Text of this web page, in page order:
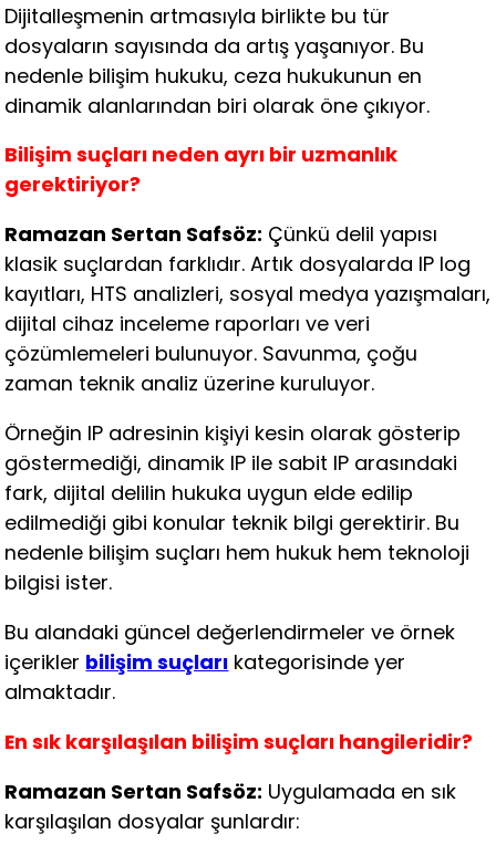
Dijitalleşmenin artmasıyla birlikte bu tür
dosyaların sayısında da artış yaşanıyor. Bu
nedenle bilişim hukuku, ceza hukukunun en
dinamik alanlarından biri olarak öne çıkıyor.
Bilişim suçları neden ayrı bir uzmanlık
gerektiriyor?
Ramazan Sertan Safsöz: Çünkü delil yapısı
klasik suçlardan farklıdır. Artık dosyalarda IP log
kayıtları, HTS analizleri, sosyal medya yazışmaları,
dijital cihaz inceleme raporları ve veri
çözümlemeleri bulunuyor. Savunma, çoğu
zaman teknik analiz üzerine kuruluyor.
Örneğin IP adresinin kişiyi kesin olarak gösterip
göstermediği, dinamik IP ile sabit IP arasındaki
fark, dijital delilin hukuka uygun elde edilip
edilmediği gibi konular teknik bilgi gerektirir. Bu
nedenle bilişim suçları hem hukuk hem teknoloji
bilgisi ister.
Bu alandaki güncel değerlendirmeler ve örnek
içerikler bilişim suçları kategorisinde yer
almaktadır.
En sık karşılaşılan bilişim suçları hangileridir?
Ramazan Sertan Safsöz: Uygulamada en sık
karşılaşılan dosyalar şunlardır: